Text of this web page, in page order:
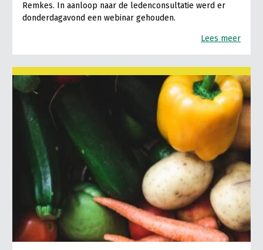
Remkes. In aanloop naar de ledenconsultatie werd er
donderdagavond een webinar gehouden.
Lees meer